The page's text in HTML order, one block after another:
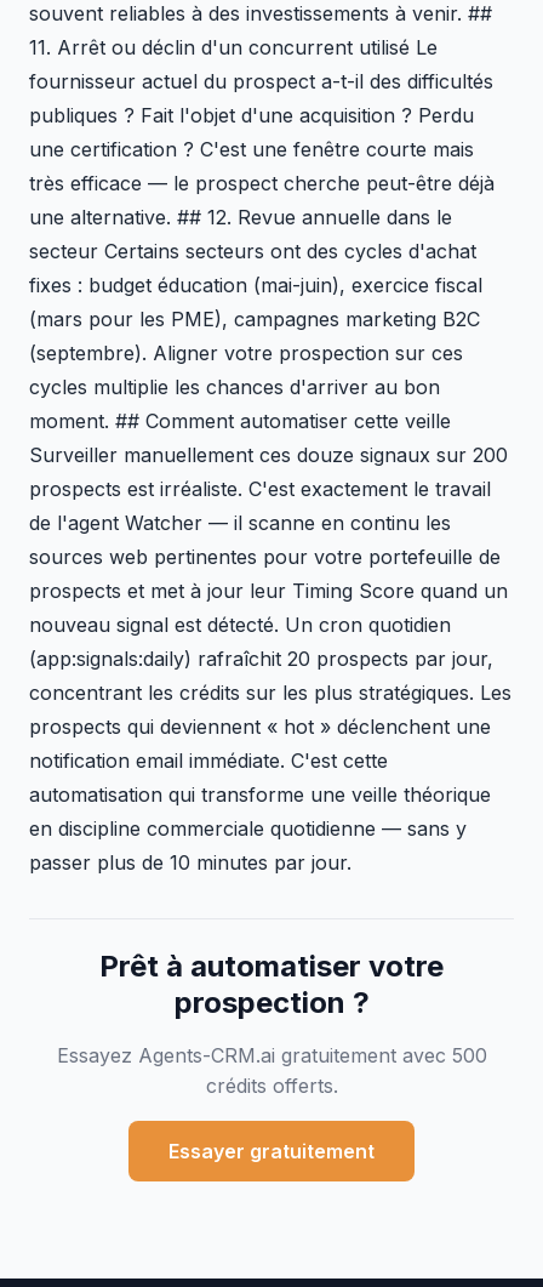
souvent reliables à des investissements à venir. ##
11. Arrêt ou déclin d'un concurrent utilisé Le
fournisseur actuel du prospect a-t-il des difficultés
publiques ? Fait l'objet d'une acquisition ? Perdu
une certification ? C'est une fenêtre courte mais
très efficace — le prospect cherche peut-être déjà
une alternative. ## 12. Revue annuelle dans le
secteur Certains secteurs ont des cycles d'achat
fixes : budget éducation (mai-juin), exercice fiscal
(mars pour les PME), campagnes marketing B2C
(septembre). Aligner votre prospection sur ces
cycles multiplie les chances d'arriver au bon
moment. ## Comment automatiser cette veille
Surveiller manuellement ces douze signaux sur 200
prospects est irréaliste. C'est exactement le travail
de l'agent Watcher — il scanne en continu les
sources web pertinentes pour votre portefeuille de
prospects et met à jour leur Timing Score quand un
nouveau signal est détecté. Un cron quotidien
(app:signals:daily) rafraîchit 20 prospects par jour,
concentrant les crédits sur les plus stratégiques. Les
prospects qui deviennent « hot » déclenchent une
notification email immédiate. C'est cette
automatisation qui transforme une veille théorique
en discipline commerciale quotidienne — sans y
passer plus de 10 minutes par jour.
Prêt à automatiser votre
prospection ?
Essayez Agents-CRM.ai gratuitement avec 500
crédits offerts.
Essayer gratuitement